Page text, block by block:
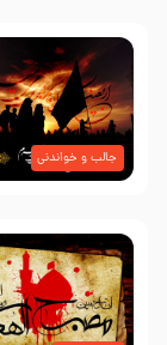
جالب و خواندنی